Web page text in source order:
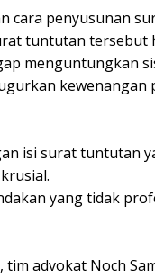
cara penyusunan
tuntutan tersebut
menguntungkan
isi surat tuntutan
yang tidak
advokat Noch